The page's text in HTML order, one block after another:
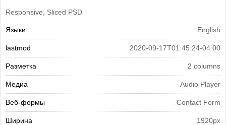
Responsive, Sliced PSD
Языки English
lastmod 2020-09-17T01:45:24-04:00
Разметка 2 columns
Медиа Audio Player
Веб-формы Contact Form
Ширина 1920px